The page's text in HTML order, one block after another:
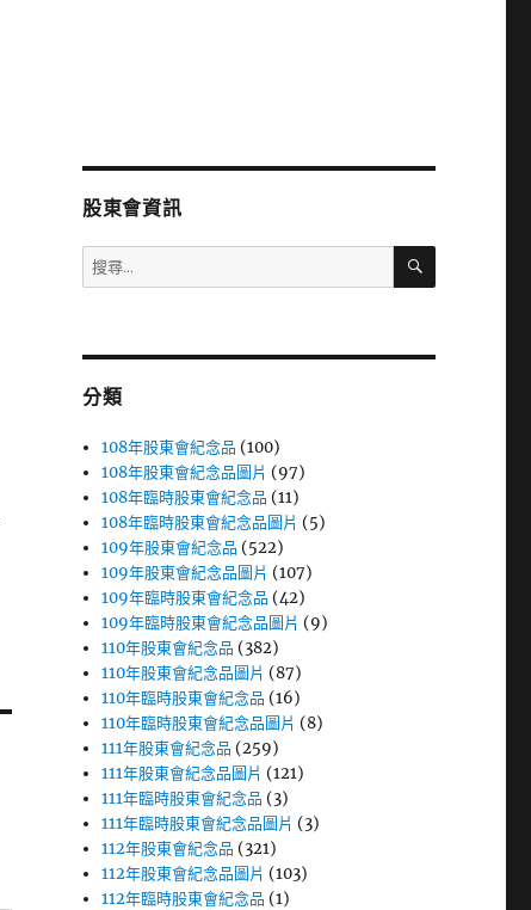
股東會資訊
搜
尋
字:
搜
分類
108年股東會紀念品 (100)
108年股東會紀念品圖片 (97)
108年臨時股東會紀念品 (11)
108年臨時股東會紀念品圖片 (5)
109年股東會紀念品 (522)
109年股東會紀念品圖片 (107)
109年臨時股東會紀念品 (42)
109年臨時股東會紀念品圖片 (9)
110年股東會紀念品 (382)
110年股東會紀念品圖片 (87)
110年臨時股東會紀念品 (16)
110年臨時股東會紀念品圖片 (8)
111年股東會紀念品 (259)
111年股東會紀念品圖片 (121)
111年臨時股東會紀念品 (3)
111年臨時股東會紀念品圖片 (3)
112年股東會紀念品 (321)
112年股東會紀念品圖片 (103)
112年臨時股東會紀念品 (1)